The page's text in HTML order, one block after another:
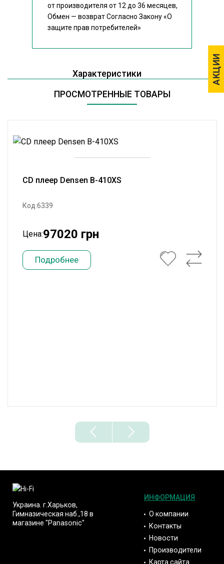
АКЦИИ
АКЦИИ
от производителя от 12 до 36 месяцев,
Обмен — возврат Согласно Закону«О
защите прав потребителей»
Характеристики
ПРОСМОТРЕННЫЕ ТОВАРЫ
CD плеер Densen B-410XS
Код:6339
Цена:97020 грн
Подробнее
Украина. г.Харьков,
Гимназическая наб.,18 в
магазине "Panasonic"
ИНФОРМАЦИЯ
О компании
Контакты
Новости
Производители
Карта сайта